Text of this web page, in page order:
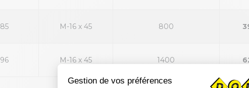
85 M-16 x 45 800
96 M-16 x 45 1400